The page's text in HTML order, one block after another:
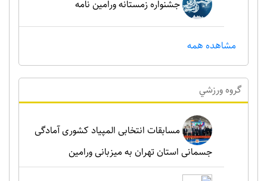
جشنواره زمستانه ورامین نامه
مشاهده همه
گروه ورزشي
مسابقات انتخابی المپیاد کشوری آمادگی
جسمانی استان تهران به میزبانی ورامین